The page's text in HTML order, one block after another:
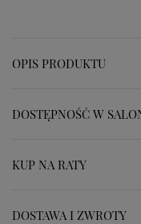
OPIS PRODUKTU
DOSTĘPNOŚĆ W
KUP NA RATY
DOSTAWA I ZWROTY